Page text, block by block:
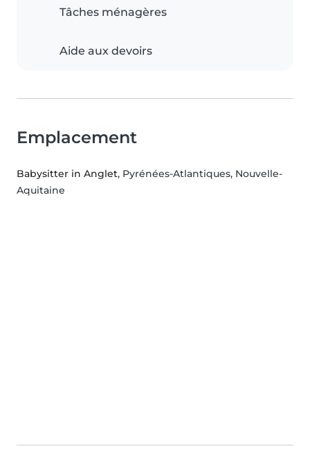
Tâches ménagères
Aide aux devoirs
Emplacement
Babysitter in Anglet, Pyrénées-Atlantiques, Nouvelle-
Aquitaine